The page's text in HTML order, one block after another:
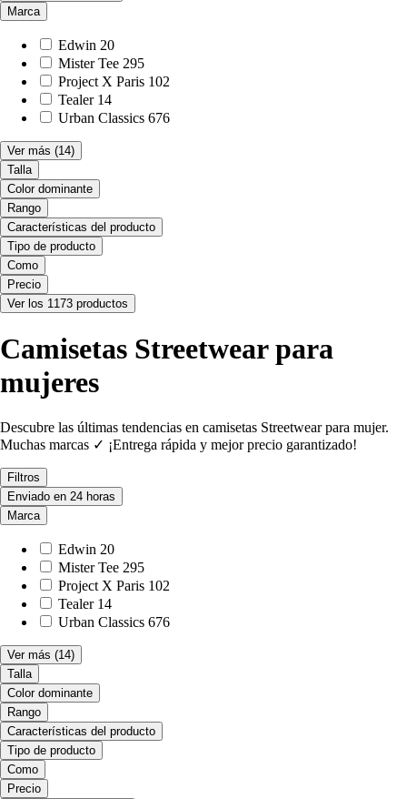
Marca
Edwin 20
Mister Tee 295
Project X Paris 102
Tealer 14
Urban Classics 676
Ver más (14)
Talla
Color dominante
Rango
Características del producto
Tipo de producto
Como
Precio
Ver los 1173 productos
Camisetas Streetwear para
mujeres
Descubre las últimas tendencias en camisetas Streetwear para mujer.
Muchas marcas ✓ ¡Entrega rápida y mejor precio garantizado!
Filtros
Enviado en 24 horas
Marca
Edwin 20
Mister Tee 295
Project X Paris 102
Tealer 14
Urban Classics 676
Ver más (14)
Talla
Color dominante
Rango
Características del producto
Tipo de producto
Como
Precio